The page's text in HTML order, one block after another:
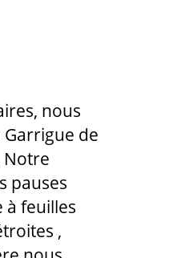
nous
de
Notre
pauses
feuilles
,